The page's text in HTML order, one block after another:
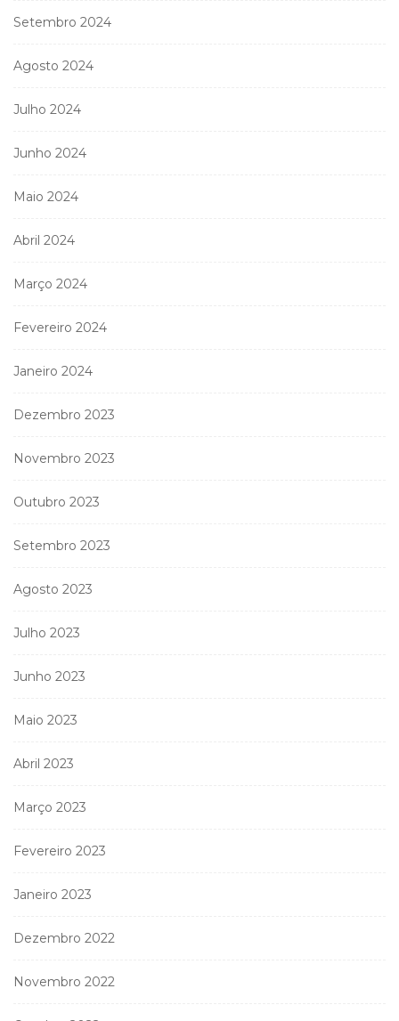
Setembro 2024
Agosto 2024
Julho 2024
Junho 2024
Maio 2024
Abril 2024
Março 2024
Fevereiro 2024
Janeiro 2024
Dezembro 2023
Novembro 2023
Outubro 2023
Setembro 2023
Agosto 2023
Julho 2023
Junho 2023
Maio 2023
Abril 2023
Março 2023
Fevereiro 2023
Janeiro 2023
Dezembro 2022
Novembro 2022